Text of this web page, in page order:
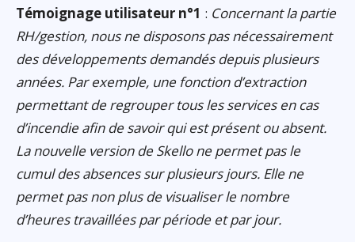
Témoignage utilisateur n°1 : Concernant la partie
RH/gestion, nous ne disposons pas nécessairement
des développements demandés depuis plusieurs
années. Par exemple, une fonction d’extraction
permettant de regrouper tous les services en cas
d’incendie afin de savoir qui est présent ou absent.
La nouvelle version de Skello ne permet pas le
cumul des absences sur plusieurs jours. Elle ne
permet pas non plus de visualiser le nombre
d’heures travaillées par période et par jour.